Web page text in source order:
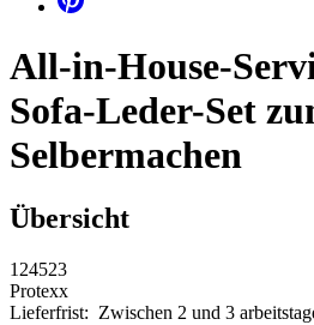
All-in-House-
Sofa-Leder-Set
Selbermachen
Übersicht
124523
Protexx
Lieferfrist: Zwischen 2 und 3